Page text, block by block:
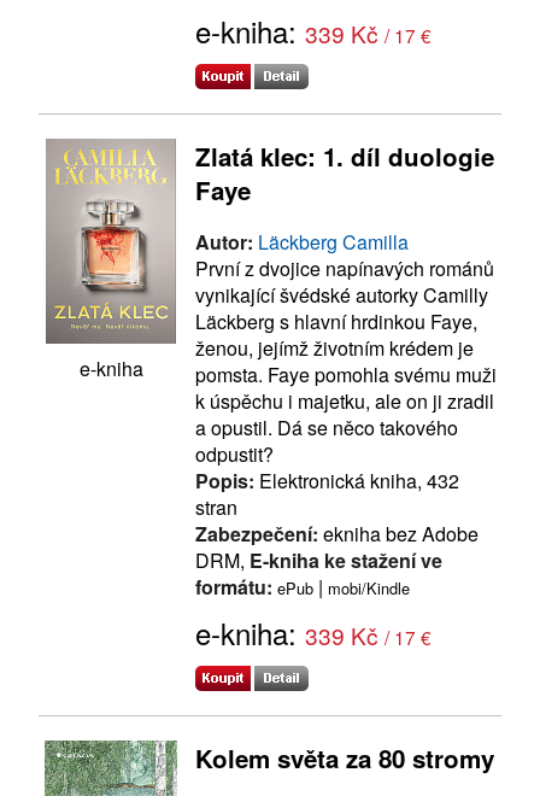
e-kniha: 339 Kč / 17 €
e-kniha
Zlatá klec: 1. díl duologie
Faye
Autor: Läckberg Camilla
První z dvojice napínavých románů
vynikající švédské autorky Camilly
Läckberg s hlavní hrdinkou Faye,
ženou, jejímž životním krédem je
pomsta. Faye pomohla svému muži
k úspěchu i majetku, ale on ji zradil
a opustil. Dá se něco takového
odpustit?
Popis: Elektronická kniha, 432
stran
Zabezpečení: ekniha bez Adobe
DRM, E-kniha ke stažení ve
formátu: ePub | mobi/Kindle
e-kniha: 339 Kč / 17 €
Kolem světa za 80 stromy